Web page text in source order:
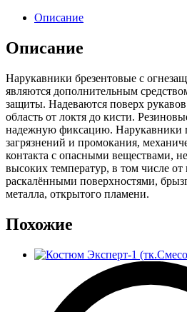
Описание
Описание
Нарукавники брезентовые с
являются дополнительным
защиты. Надеваются поверх
область от локтя до кисти.
надежную фиксацию. Нарукавники
загрязнений и промокания,
контакта с опасными веществами,
высоких температур, в том числе от
раскалёнными поверхностями,
металла, открытого пламени.
Похожие